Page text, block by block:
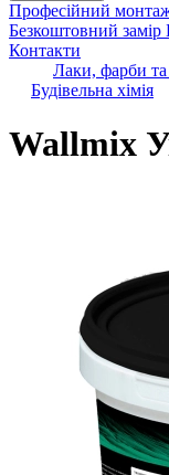
Професійний
Безкоштовний замір
Контакти
Лаки, фарби
Будівельна хімія
Wallmix